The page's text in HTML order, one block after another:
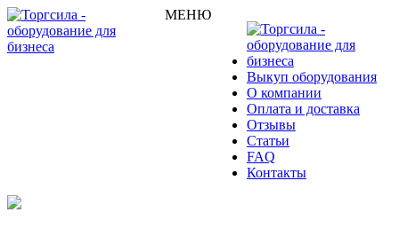
МЕНЮ
Выкуп оборудования
О компании
Оплата и доставка
Отзывы
Статьи
FAQ
Контакты